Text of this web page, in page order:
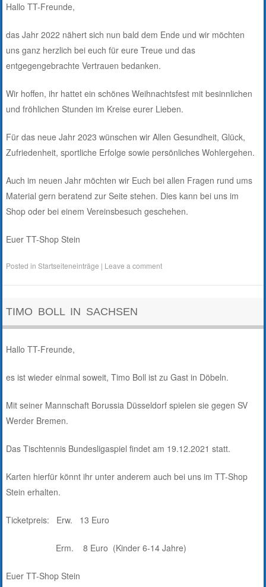
Hallo TT-Freunde,
das Jahr 2022 nähert sich nun bald dem Ende und wir möchten
uns ganz herzlich bei euch für eure Treue und das
entgegengebrachte Vertrauen bedanken.
Wir hoffen, ihr hattet ein schönes Weihnachtsfest mit besinnlichen
und fröhlichen Stunden im Kreise eurer Lieben.
Für das neue Jahr 2023 wünschen wir Allen Gesundheit, Glück,
Zufriedenheit, sportliche Erfolge sowie persönliches Wohlergehen.
Auch im neuen Jahr möchten wir Euch bei allen Fragen rund ums
Material gern beratend zur Seite stehen. Dies kann bei uns im
Shop oder bei einem Vereinsbesuch geschehen.
Euer TT-Shop Stein
Posted inStartseiteneinträge | Leave a comment
TIMO BOLL IN SACHSEN
Hallo TT-Freunde,
es ist wieder einmal soweit, Timo Boll ist zu Gast in Döbeln.
Mit seiner Mannschaft Borussia Düsseldorf spielen sie gegen SV
Werder Bremen.
Das Tischtennis Bundesligaspiel findet am 19.12.2021 statt.
Karten hierfür könnt ihr unter anderem auch bei uns im TT-Shop
Stein erhalten.
Ticketpreis: Erw. 13 Euro
Erm. 8 Euro (Kinder 6-14 Jahre)
Euer TT-Shop Stein